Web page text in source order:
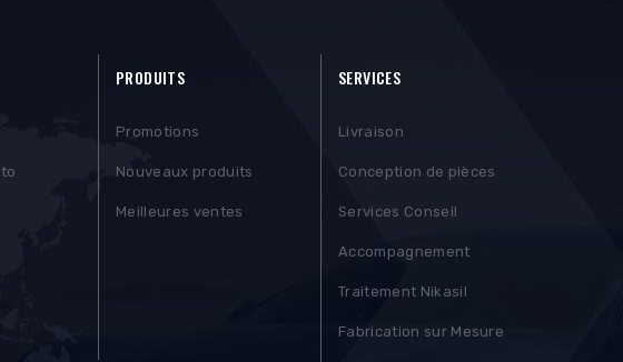
PRODUITS
Promotions
Nouveaux produits
Meilleures ventes
SERVICES
Livraison
Conception de pièces
Services Conseil
Accompagnement
Traitement Nikasil
Fabrication sur Mesure